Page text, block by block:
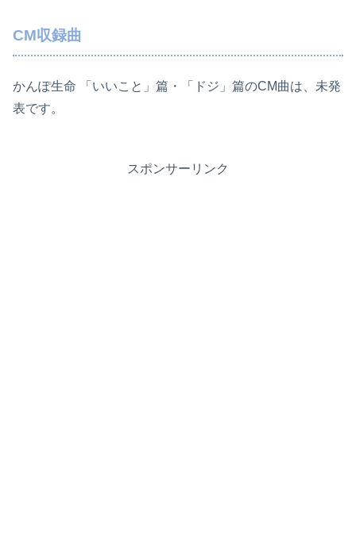
CM収録曲
かんぽ生命 「いいこと」篇・「ドジ」篇のCM曲は、未発
表です。
スポンサーリンク